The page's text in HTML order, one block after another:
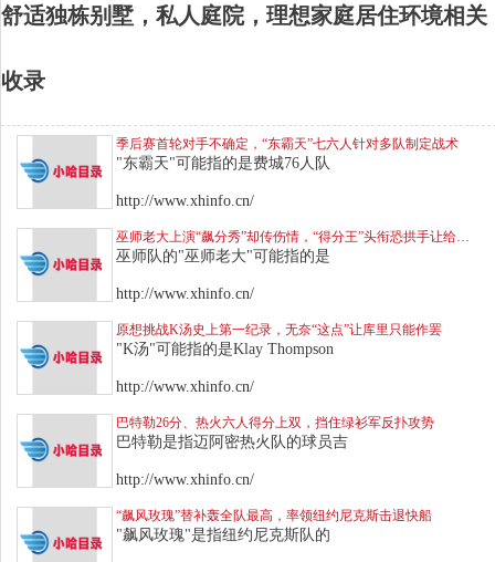
校、购物中心、医疗设施等，为您提供便捷
的生活条件。
总的来说，这个舒适独栋别墅提供了一个理
想的家庭居住环境。您可以在宽敞明亮的室
提供了一个放松和娱乐的场所。安静的社区
环境和便利的设施将为您和家人提供舒适和
便利的居住体验。
舒适独栋别墅，私人庭院，理想家庭居住环境相关
收录
季后赛首轮对手不确定，“东霸天”七六人针对多队制定战术
"东霸天"可能指的是费城76人队
http://www.xhinfo.cn/
巫师队的"巫师老大"可能指的是
http://www.xhinfo.cn/
原想挑战K汤史上第一纪录，无奈“这点”让库里只能作罢
"K汤"可能指的是Klay Thompson
http://www.xhinfo.cn/
巴特勒26分、热火六人得分上双，挡住绿衫军反扑攻势
巴特勒是指迈阿密热火队的球员吉
http://www.xhinfo.cn/
“飙风玫瑰”替补轰全队最高，率领纽约尼克斯击退快船
"飙风玫瑰"是指纽约尼克斯队的